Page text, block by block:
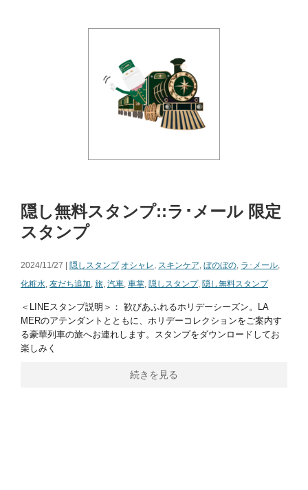
隠し無料スタンプ::ラ･メール 限定
スタンプ
2024/11/27 | 隠しスタンプ オシャレ, スキンケア, ぼのぼの, ラ･メール,
化粧水, 友だち追加, 旅, 汽車, 車掌, 隠しスタンプ, 隠し無料スタンプ
＜LINEスタンプ説明＞： 歓びあふれるホリデーシーズン。LA
MERのアテンダントとともに、ホリデーコレクションをご案内す
る豪華列車の旅へお連れします。スタンプをダウンロードしてお
楽しみく
続きを見る